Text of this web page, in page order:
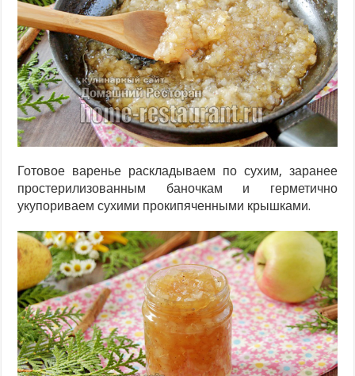
Готовое варенье раскладываем по сухим, заранее
простерилизованным баночкам и герметично
укупориваем сухими прокипяченными крышками.